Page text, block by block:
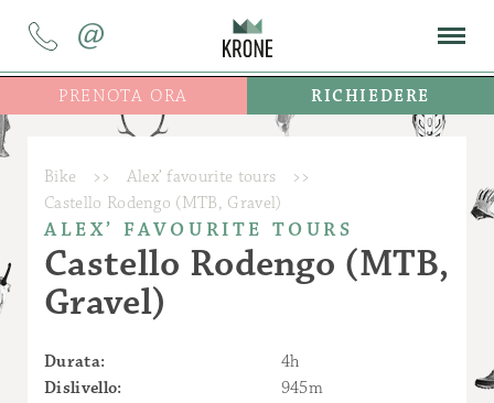
@
PRENOTA ORA RICHIEDERE
Bike >> Alex’ favourite tours
>>
Castello Rodengo (MTB, Gravel)
ALEX’ FAVOURITE TOURS
Castello Rodengo (MTB,
Gravel)
Durata:
4h
Dislivello:
945m